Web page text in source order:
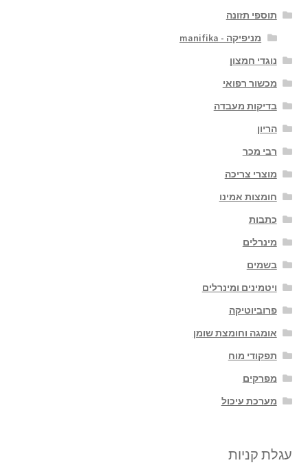
תוספי תזונה
מניפיקה - manifika
נוגדי חמצון
מכשור רפואי
בדיקות מעבדה
הריון
רבי מכר
מוצרי צריכה
חומצות אמינו
כתבות
מינרלים
בשמים
ויטמינים ומינרלים
פרוביוטיקה
אומגה וחומצת שומן
תפקודי מוח
מפרקים
מערכת עיכול
עגלת קניות